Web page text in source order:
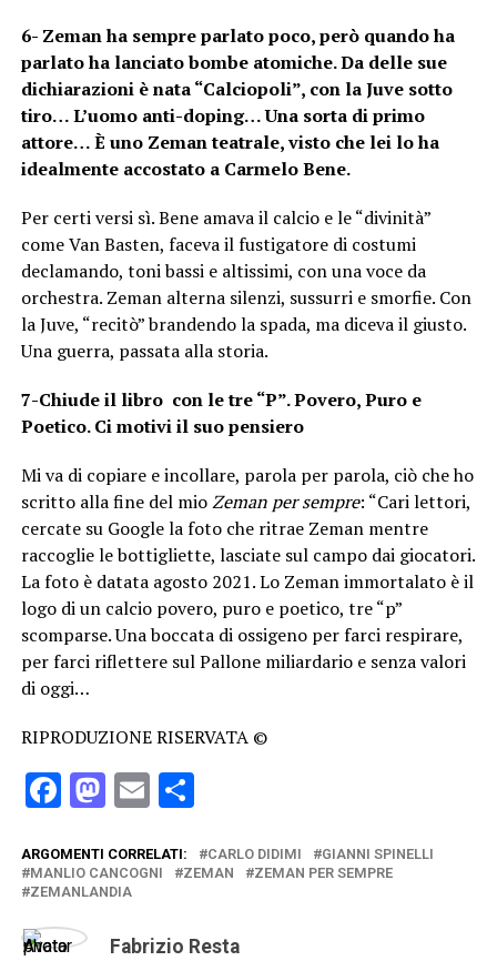
6- Zeman ha sempre parlato poco, però quando ha
parlato ha lanciato bombe atomiche. Da delle sue
dichiarazioni è nata “Calciopoli”, con la Juve sotto
tiro… L’uomo anti-doping… Una sorta di primo
attore… È uno Zeman teatrale, visto che lei lo ha
idealmente accostato a Carmelo Bene.
Per certi versi sì. Bene amava il calcio e le “divinità”
come Van Basten, faceva il fustigatore di costumi
declamando, toni bassi e altissimi, con una voce da
orchestra. Zeman alterna silenzi, sussurri e smorfie. Con
la Juve, “recitò” brandendo la spada, ma diceva il giusto.
Una guerra, passata alla storia.
7-Chiude il libro con le tre “P”. Povero, Puro e
Poetico. Ci motivi il suo pensiero
Mi va di copiare e incollare, parola per parola, ciò che ho
scritto alla fine del mioZeman per sempre: “Cari lettori,
cercate su Google la foto che ritrae Zeman mentre
raccoglie le bottigliette, lasciate sul campo dai giocatori.
La foto è datata agosto 2021. Lo Zeman immortalato è il
logo di un calcio povero, puro e poetico, tre “p”
scomparse. Una boccata di ossigeno per farci respirare,
per farci riflettere sul Pallone miliardario e senza valori
di oggi…
RIPRODUZIONE RISERVATA ©
Facebook
Mastodon
EmailCondividi
ARGOMENTI CORRELATI: CARLO DIDIMI
GIANNI SPINELLI
MANLIO CANCOGNI
ZEMAN
ZEMAN PER SEMPRE
ZEMANLANDIA
Fabrizio Resta